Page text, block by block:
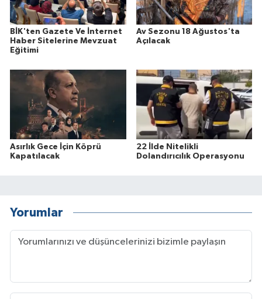
BİK'ten Gazete Ve İnternet
Haber Sitelerine Mevzuat
Eğitimi
Av Sezonu 18 Ağustos'ta
Açılacak
Asırlık Gece İçin Köprü
Kapatılacak
22 İlde Nitelikli
Dolandırıcılık Operasyonu
Yorumlar